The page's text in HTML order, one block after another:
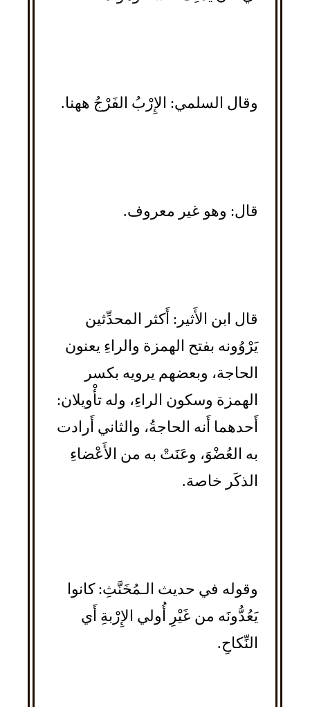
وقال السلمي: الإِرْبُ الفَرْجُ ههنا.
قال: وهو غير معروف.
قال ابن الأَثير: أَكثر المحدِّثين
يَرْوُونه بفتح الهمزة والراءِ يعنون
الحاجة، وبعضهم يرويه بكسر
الهمزة وسكون الراءِ، وله تأْويلان:
أَحدهما أَنه الحاجةُ، والثاني أَرادت
به العُضْوَ، وعَنَتْ به من الأَعْضاءِ
الذكَر خاصة.
وقوله في حديث الـمُخَنَّثِ: كانوا
يَعُدُّونَه من غَيْرِ أُولي الإِرْبةِ أَي
النِّكاحِ.